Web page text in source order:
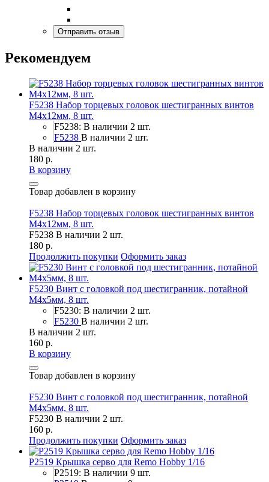
Рекомендуем
F5238 Набор торцевых головок шестигранных винтов
M4x12мм, 8 шт.
F5238: В наличии 2 шт.
F5238 В наличии 2 шт.
В наличии 2 шт.
180 р.
В корзину
Товар добавлен в корзину
F5238 Набор торцевых головок шестигранных винтов
M4x12мм, 8 шт.
F5238 В наличии 2 шт.
180 р.
Продолжить покупки Оформить заказ
F5230 Винт с головкой под шестигранник, потайной
М4х5мм, 8 шт.
F5230: В наличии 2 шт.
F5230 В наличии 2 шт.
В наличии 2 шт.
160 р.
В корзину
Товар добавлен в корзину
F5230 Винт с головкой под шестигранник, потайной
М4х5мм, 8 шт.
F5230 В наличии 2 шт.
160 р.
Продолжить покупки Оформить заказ
P2519 Крышка серво для Remo Hobby 1/16
P2519: В наличии 9 шт.